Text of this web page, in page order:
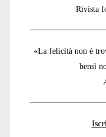
Rivista
«La felicità non è
bensì